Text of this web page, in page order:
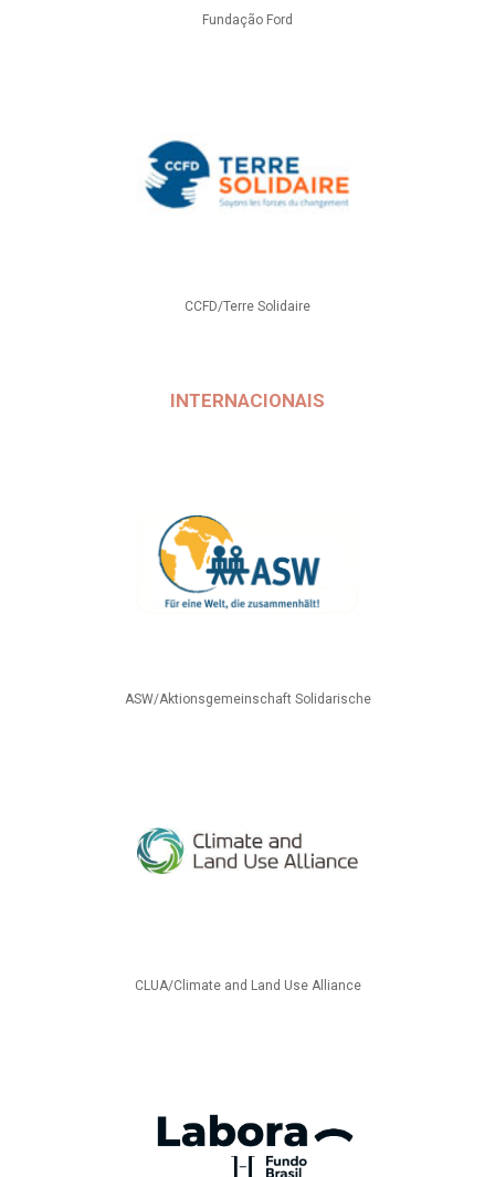
Fundação Ford
CCFD/Terre Solidaire
INTERNACIONAIS
ASW/Aktionsgemeinschaft Solidarische
CLUA/Climate and Land Use Alliance